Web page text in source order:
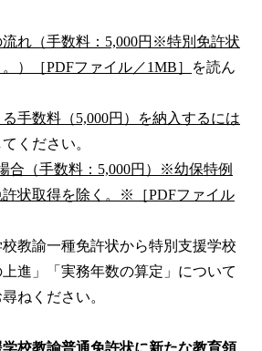
れ（手数料：5,000円※特別免許状
）［PDFファイル／1MB］
を読ん
る手数料（5,000円）を納入するには
てください。
合（手数料：5,000円）※幼保特例
状取得を除く。※［PDFファイル
諭一種免許状から特別支援学校
進」「実務年数の算定」について
ねください。